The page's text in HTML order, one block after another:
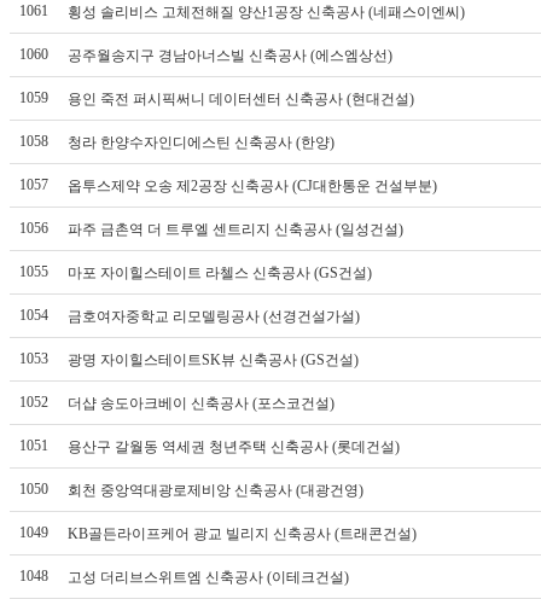
1061 횡성 솔리비스 고체전해질 양산1공장 신축공사 (네패스이엔씨)
1060 공주월송지구 경남아너스빌 신축공사 (에스엠상선)
1059 용인 죽전 퍼시픽써니 데이터센터 신축공사 (현대건설)
1058 청라 한양수자인디에스틴 신축공사 (한양)
1057 옵투스제약 오송 제2공장 신축공사 (CJ대한통운 건설부분)
1056 파주 금촌역 더 트루엘 센트리지 신축공사 (일성건설)
1055 마포 자이힐스테이트 라첼스 신축공사 (GS건설)
1054 금호여자중학교 리모델링공사 (선경건설가설)
1053 광명 자이힐스테이트SK뷰 신축공사 (GS건설)
1052 더샵 송도아크베이 신축공사 (포스코건설)
1051 용산구 갈월동 역세권 청년주택 신축공사 (롯데건설)
1050 회천 중앙역대광로제비앙 신축공사 (대광건영)
1049 KB골든라이프케어 광교 빌리지 신축공사 (트래콘건설)
1048 고성 더리브스위트엠 신축공사 (이테크건설)